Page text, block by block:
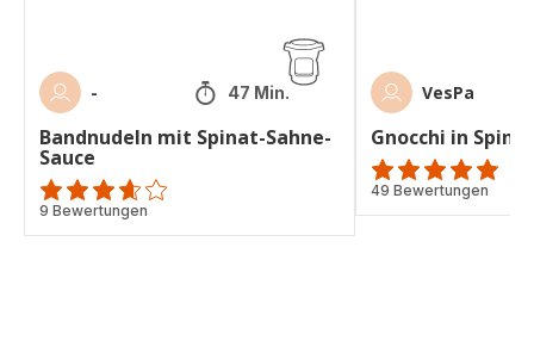
- 47 Min.
Bandnudeln mit Spinat-Sahne-
Sauce
ratings.3.6
9 Bewertungen
VesPa
Gnocchi in
ratings.4.8
49 Bewertungen